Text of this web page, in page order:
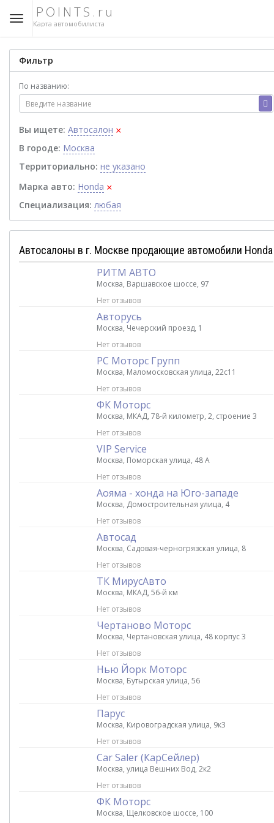
POINTS.ru
Карта автомобилиста
Фильтр
По названию:
Вы ищете: Автосалон ×
В городе: Москва
Территориально: не указано
Марка авто: Honda ×
Специализация: любая
Автосалоны в г. Москве продающие автомобили Honda
РИТМ АВТО
Москва, Варшавское шоссе, 97
Нет отзывов
Авторусь
Москва, Чечерский проезд, 1
Нет отзывов
РС Моторс Групп
Москва, Маломосковская улица, 22с11
Нет отзывов
ФК Моторс
Москва, МКАД, 78-й километр, 2, строение 3
Нет отзывов
VIP Service
Москва, Поморская улица, 48 А
Нет отзывов
Аояма - хонда на Юго-западе
Москва, Домостроительная улица, 4
Нет отзывов
Автосад
Москва, Садовая-черногрязская улица, 8
Нет отзывов
ТК МирусАвто
Москва, МКАД, 56-й км
Нет отзывов
Чертаново Моторс
Москва, Чертановская улица, 48 корпус 3
Нет отзывов
Нью Йорк Моторс
Москва, Бутырская улица, 56
Нет отзывов
Парус
Москва, Кировоградская улица, 9к3
Нет отзывов
Car Saler (КарCейлер)
Москва, улица Вешних Вод, 2к2
Нет отзывов
ФК Моторс
Москва, Щелковское шоссе, 100